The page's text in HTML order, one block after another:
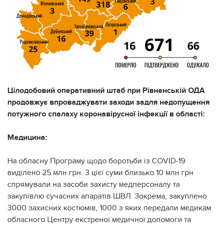
Цілодобовий оперативний штаб при Рівненській ОДА
продовжує впроваджувати заходи задля недопущення
потужного спалаху коронавірусної інфекції в області:
Медицина:
На обласну Програму щодо боротьби із COVІD-19
виділено 25 млн грн. З цієї суми близько 10 млн грн
спрямували на засоби захисту медперсоналу та
закупівлю сучасних апаратів ШВЛ. Зокрема, закуплено
3000 захисних костюмів, 1000 з яких передали медикам
обласного Центру екстреної медичної допомоги та